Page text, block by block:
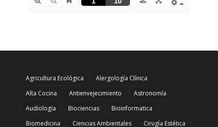
Agricultura Ecológica
Alergología Clínica
Alta Cocina
Antienvejecimiento
Astronomía
Audiología
Biociencias
Bioinformatica
Biomedicina
Ciencias Ambientales
Cirugía Estética